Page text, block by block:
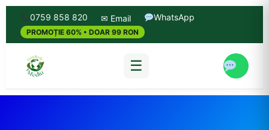
0759 858 820 ✉ Email WhatsApp
PROMOȚIE 60% • DOAR 99 RON
☰